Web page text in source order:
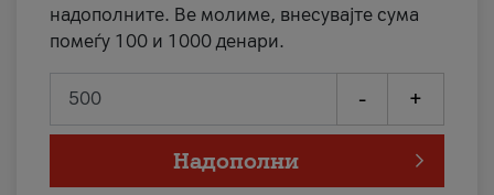
надополните. Ве молиме, внесувајте сума
помеѓу 100 и 1000 денари.
- +
Надополни